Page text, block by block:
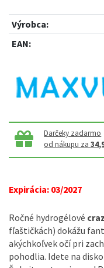
Výrobca:
EAN:
Darčeky zadarmo
od nákupu za
Expirácia: 03/2027
Ročné hydrogélové
fľaštičkách) dokážu
akýchkoľvek očí pri
pohodlia. Idete na